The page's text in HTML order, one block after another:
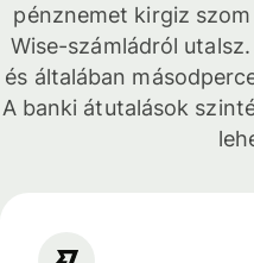
pénznemet kirgiz
Wise-számládról
és általában
A banki átutalások